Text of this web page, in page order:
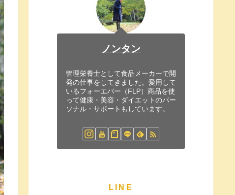
ノンタン
管理栄養士として食品メーカーで開
発の仕事をしてきました。愛用して
いるフォーエバー（FLP）商品を使
って健康・美容・ダイエットのパー
ソナル・サポートもしています。
LINE